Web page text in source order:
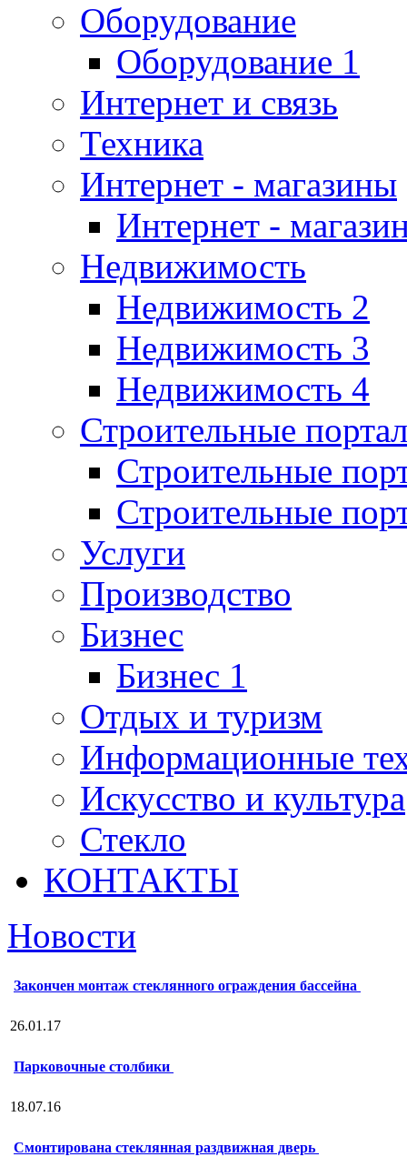
Оборудование
Оборудование 1
Интернет и связь
Техника
Интернет - магазины
Интернет -
Недвижимость
Недвижимость 2
Недвижимость 3
Недвижимость 4
Строительные
Строительные
Строительные
Услуги
Производство
Бизнес
Бизнес 1
Отдых и туризм
Информационные
Искусство и культура
Стекло
КОНТАКТЫ
Новости
Закончен монтаж стеклянного ограждения бассейна
26.01.17
Парковочные столбики
18.07.16
Смонтирована стеклянная раздвижная дверь